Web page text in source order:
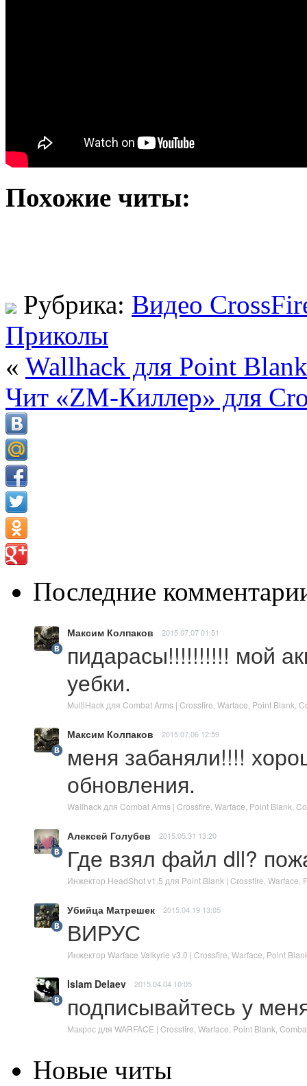
Похожие читы:
Рубрика: Видео
Приколы
« Wallhack для Point
Чит «ZM-Киллер» для
Последние
Максим Колпаков 2015.07.07 01:51
пидарасы!!!!!!!!!! мой
уебки.
MultiHack для Combat Arms | Crossfire, Warface, Point Blank,
Максим Колпаков 2015.07.06 12:59
меня забаняли!!!!
обновления.
Wallhack для Combat Arms | Crossfire, Warface, Point Blank,
Алексей Голубев 2015.05.31 13:20
Где взял файл dll?
Инжектор HeadShot v1.5 для Point Blank | Crossfire,
Убийца Матрешек 2015.04.19 13:05
ВИРУС
Инжектор Warface Valkyrie v3.0 | Crossfire, Warface, Point
Islam Delaev 2015.04.04 10:05
подписывайтесь у
Макрос для WARFACE | Crossfire, Warface, Point Blank,
Новые читы